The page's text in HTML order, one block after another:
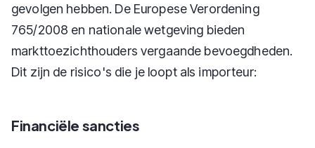
gevolgen hebben. De Europese Verordening
765/2008 en nationale wetgeving bieden
markttoezichthouders vergaande bevoegdheden.
Dit zijn de risico's die je loopt als importeur:
Financiële sancties